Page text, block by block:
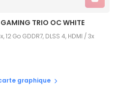
TRIO OC WHITE
12 Go GDDR7, DLSS 4, HDMI / 3x
graphique